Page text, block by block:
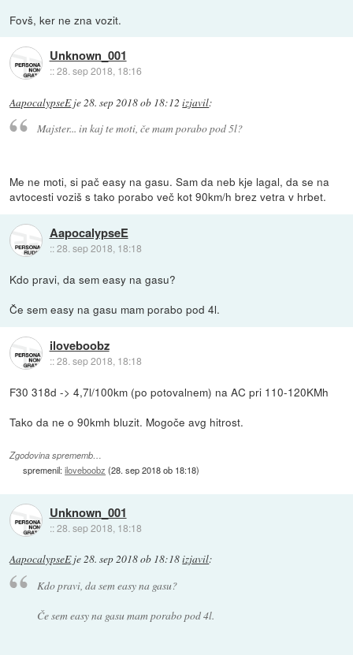
Fovš, ker ne zna vozit.
Unknown_001
::28. sep 2018, 18:16
AapocalypseEje28. sep 2018 ob 18:12 izjavil:
Majster... in kaj te moti, če mam porabo pod 5l?
Me ne moti, si pač easy na gasu. Sam da neb kje lagal, da se na
avtocesti voziš s tako porabo več kot 90km/h brez vetra v hrbet.
AapocalypseE
::28. sep 2018, 18:18
Kdo pravi, da sem easy na gasu?
Če sem easy na gasu mam porabo pod 4l.
iloveboobz
::28. sep 2018, 18:18
F30 318d -> 4,7l/100km (po potovalnem) na AC pri 110-120KMh
Tako da ne o 90kmh bluzit. Mogoče avg hitrost.
Zgodovina sprememb…
spremenil:iloveboobz (28. sep 2018 ob 18:18)
Unknown_001
::28. sep 2018, 18:18
AapocalypseEje28. sep 2018 ob 18:18izjavil:
Kdo pravi, da sem easy na gasu?
Če sem easy na gasu mam porabo pod 4l.